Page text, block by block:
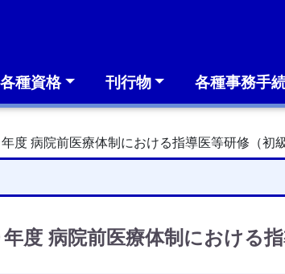
各種資格 刊行物 各種事務手
度 病院前医療体制における指導医等研修（初
度 病院前医療体制における